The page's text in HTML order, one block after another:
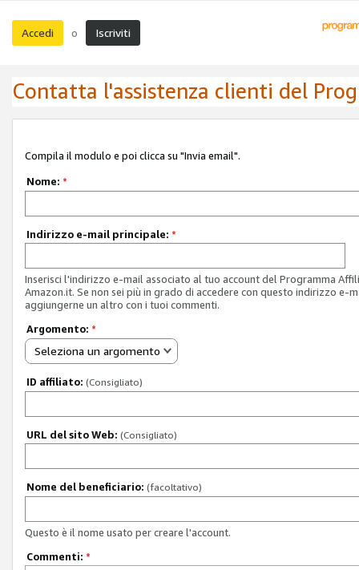
Accedi o Iscriviti
Contatta l'assistenza clienti del
Compila il modulo e poi clicca su "Invia email".
Nome: *
Indirizzo e-mail principale: *
Inserisci l'indirizzo e-mail associato al tuo account del Programma
Amazon.it. Se non sei più in grado di accedere con questo indirizzo e-
aggiungerne un altro con i tuoi commenti.
Argomento: *
Seleziona un argomento
ID affiliato: (Consigliato)
URL del sito Web: (Consigliato)
Nome del beneficiario: (facoltativo)
Questo è il nome usato per creare l'account.
Commenti: *